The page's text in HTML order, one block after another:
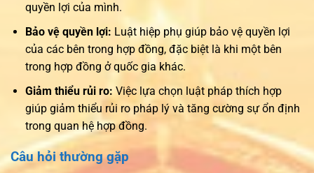
quyền lợi của mình.
Bảo vệ quyền lợi: Luật hiệp phụ giúp bảo vệ quyền lợi
của các bên trong hợp đồng, đặc biệt là khi một bên
trong hợp đồng ở quốc gia khác.
Giảm thiểu rủi ro: Việc lựa chọn luật pháp thích hợp
giúp giảm thiểu rủi ro pháp lý và tăng cường sự ổn định
trong quan hệ hợp đồng.
Câu hỏi thường gặp